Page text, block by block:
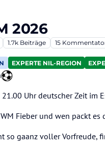
2026
1.7k Beiträge 15
EXPERTE NIL-REGION
Uhr deutscher Zeit im
Fieber und wen packt es
so gaanz voller Vorfreude,